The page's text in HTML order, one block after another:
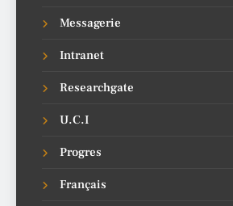
Messagerie
Intranet
Researchgate
U.C.I
Progres
Français